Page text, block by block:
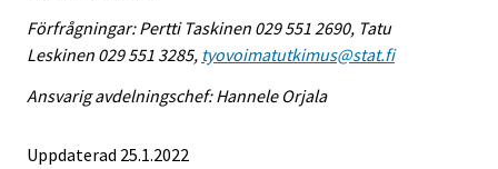
Förfrågningar: Pertti Taskinen 029 551 2690, Tatu
Leskinen 029 551 3285, tyovoimatutkimus@stat.fi
Ansvarig avdelningschef: Hannele Orjala
Uppdaterad 25.1.2022